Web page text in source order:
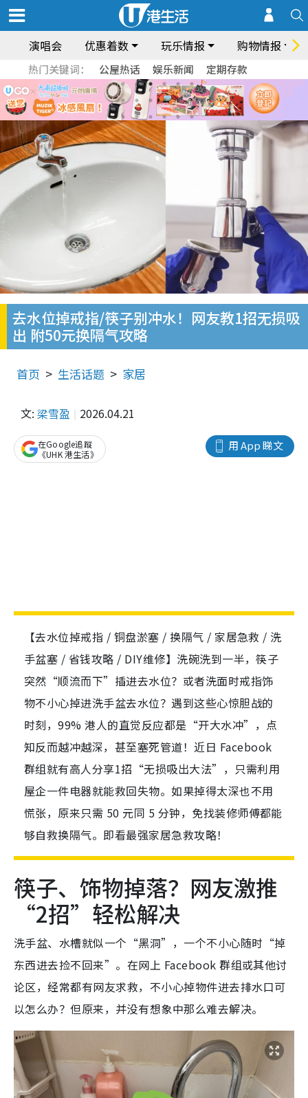
演唱会 优惠着数 玩乐情报 购物情报
热门关键词： 公屋热话 娱乐新闻 定期存款
去水位掉戒指/筷子别冲水！网友教1招无损吸
出 附50元换隔气攻略
首页 生活话题 家居
文: 梁雪盈 2026.04.21
用 App 睇文
在Google追蹤
《UHK 港生活》
【去水位掉戒指 / 铜盘淤塞 / 换隔气 / 家居急救 / 洗
手盆塞 / 省钱攻略 / DIY维修】洗碗洗到一半，筷子
突然“顺流而下”插进去水位？或者洗面时戒指饰
物不小心掉进洗手盆去水位？遇到这些心惊胆战的
时刻，99% 港人的直觉反应都是“开大水冲”，点
知反而越冲越深，甚至塞死管道！近日 Facebook
群组就有高人分享1招“无损吸出大法”，只需利用
屋企一件电器就能救回失物。如果掉得太深也不用
慌张，原来只需 50 元同 5 分钟，免找装修师傅都能
够自救换隔气。即看最强家居急救攻略！
筷子、饰物掉落？网友激推
“2招”轻松解决
洗手盆、水槽就似一个“黑洞”，一个不小心随时“掉
东西进去捡不回来”。在网上 Facebook 群组或其他讨
论区，经常都有网友求救，不小心掉物件进去排水口可
以怎么办？但原来，并没有想象中那么难去解决。